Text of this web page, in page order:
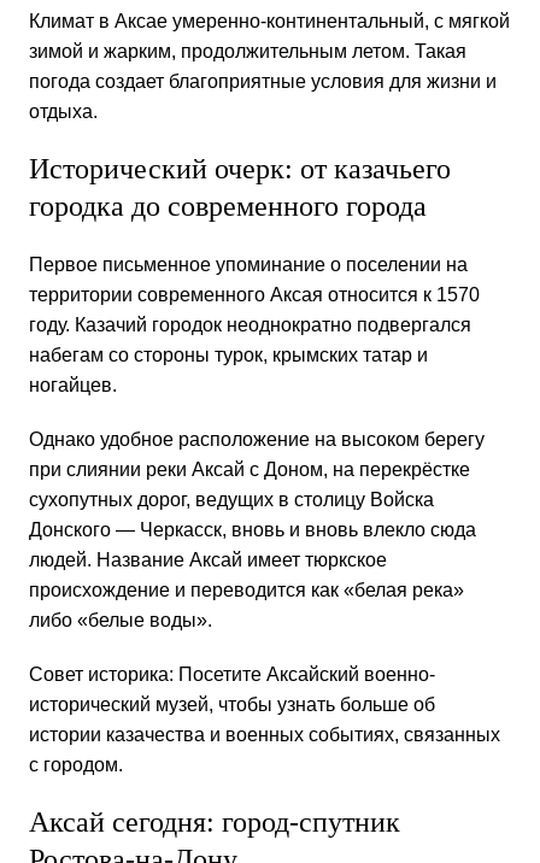
Климат в Аксаеумеренно-континентальный, с мягкой
зимой и жарким, продолжительным летом. Такая
погода создает благоприятные условия для жизни и
отдыха.
Исторический очерк: от казачьего
городка до современного города
Первое письменное упоминание о поселении на
территории современного Аксая относится к 1570
году. Казачий городок неоднократно подвергался
набегам со стороны турок, крымских татар и
ногайцев.
Однако удобное расположение на высоком берегу
при слиянии реки Аксай с Доном, на перекрёстке
сухопутных дорог, ведущих в столицу Войска
Донского — Черкасск, вновь и вновь влекло сюда
людей. Название Аксай имеет тюркское
происхождение и переводится как «белая река»
либо «белые воды».
Совет историка: Посетите Аксайский военно-
исторический музей, чтобы узнать больше об
истории казачества и военных событиях, связанных
с городом.
Аксай сегодня: город-спутник